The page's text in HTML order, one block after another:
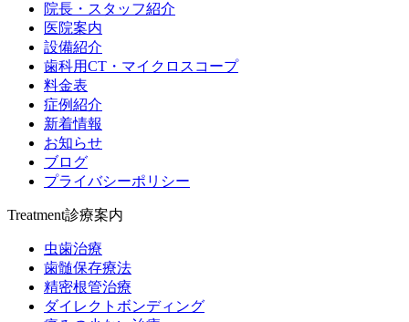
院長・スタッフ紹介
医院案内
設備紹介
歯科用CT・マイクロスコープ
料金表
症例紹介
新着情報
お知らせ
ブログ
プライバシーポリシー
Treatment診療案内
虫歯治療
歯髄保存療法
精密根管治療
ダイレクトボンディング